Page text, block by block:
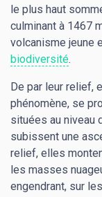
le plus haut
culminant à 1467
volcanisme jeune
biodiversité.
De par leur relief,
phénomène, se
situées au niveau
subissent une
relief, elles
les masses
engendrant, sur